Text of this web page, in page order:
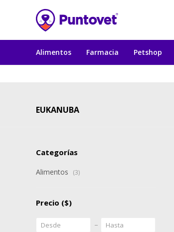
Alimentos Farmacia Petshop
EUKANUBA
Categorías
Alimentos (3)
Precio ($)